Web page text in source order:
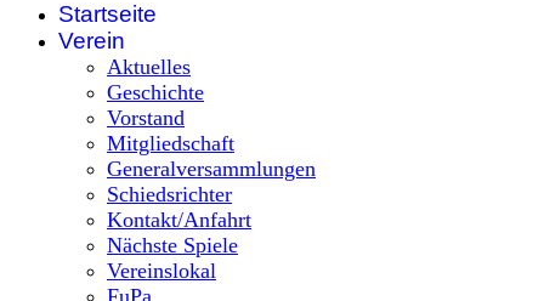
Startseite
Verein
Aktuelles
Geschichte
Vorstand
Mitgliedschaft
Generalversammlungen
Schiedsrichter
Kontakt/Anfahrt
Nächste Spiele
Vereinslokal